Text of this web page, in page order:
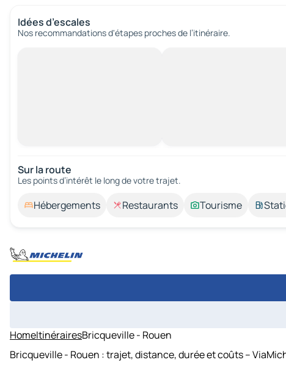
Idées d’escales
Nos recommandations d'étapes proches de l’itinéraire.
Sur la route
Les points d’intérêt le long de votre trajet.
Hébergements Restaurants Tourisme
HomeItinérairesBricqueville - Rouen
Bricqueville - Rouen : trajet, distance, durée et coûts –